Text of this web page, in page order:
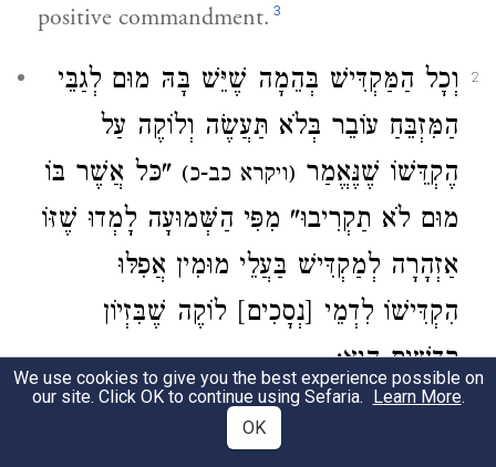
positive commandment. 3
2
וְכָל הַמַּקְדִּישׁ בְּהֵמָה שֶׁיֵּשׁ בָּהּ מוּם לְגַבֵּי
הַמִּזְבֵּחַ עוֹבֵר בְּלֹא תַּעֲשֶׂה וְלוֹקֶה עַל
הֶקְדֵּשׁוֹ שֶׁנֶּאֱמַר (ויקרא כב-כ) "כּל אֲשֶׁר בּוֹ
מוּם לֹא תַקְרִיבוּ" מִפִּי הַשְּׁמוּעָה לָמְדוּ שֶׁזּוֹ
אַזְהָרָה לְמַקְדִּישׁ בַּעֲלֵי מוּמִין אֲפִלּוּ
הִקְדִּישׁוֹ לִדְמֵי [נְסָכִים] לוֹקֶה שֶׁבִּזְיוֹן
קָדָשִׁים הוּא:
[Conversely,] anyone who consecrates a
blemished animal for the altar violates a
We use cookies to give you the best experience possible on
our site. Click OK to continue using Sefaria. Learn More.
OK